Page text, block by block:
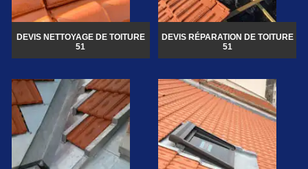
DEVIS NETTOYAGE DE TOITURE
51
DEVIS RÉPARATION DE TOITURE
51